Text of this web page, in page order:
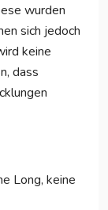
wurden
sich jedoch
keine
dass
Long, keine